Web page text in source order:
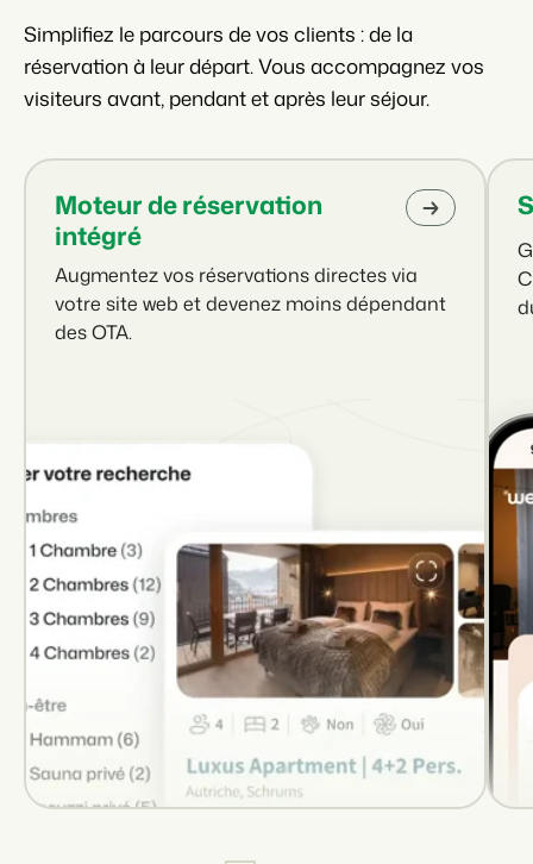
Simplifiez le parcours de vos clients : de la
réservation à leur départ. Vous accompagnez vos
visiteurs avant, pendant et après leur séjour.
Moteur de réservation
intégré
Augmentez vos réservations directes via
votre site web et devenez moins dépendant
des OTA.